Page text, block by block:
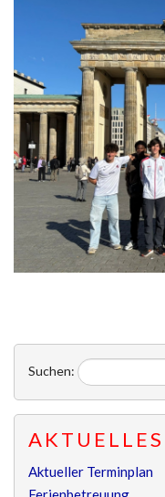
Suchen:
AKTUELLES
Aktueller Terminplan